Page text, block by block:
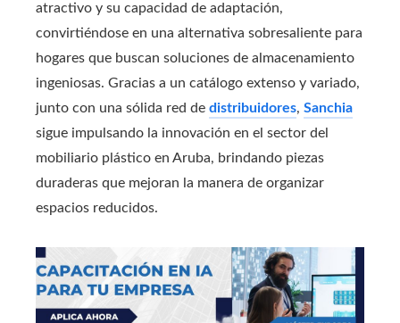
atractivo y su capacidad de adaptación,
convirtiéndose en una alternativa sobresaliente para
hogares que buscan soluciones de almacenamiento
ingeniosas. Gracias a un catálogo extenso y variado,
junto con una sólida red de distribuidores, Sanchia
sigue impulsando la innovación en el sector del
mobiliario plástico en Aruba, brindando piezas
duraderas que mejoran la manera de organizar
espacios reducidos.